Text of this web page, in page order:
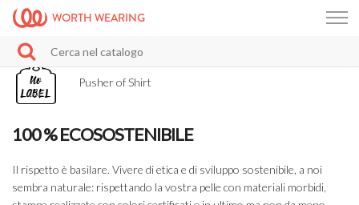
WORTH WEARING
Pusher of Shirt
100 % ECOSOSTENIBILE
Il rispetto è basilare. Vivere di etica e di sviluppo sostenibile, a noi
sembra naturale: rispettando la vostra pelle con materiali morbidi,